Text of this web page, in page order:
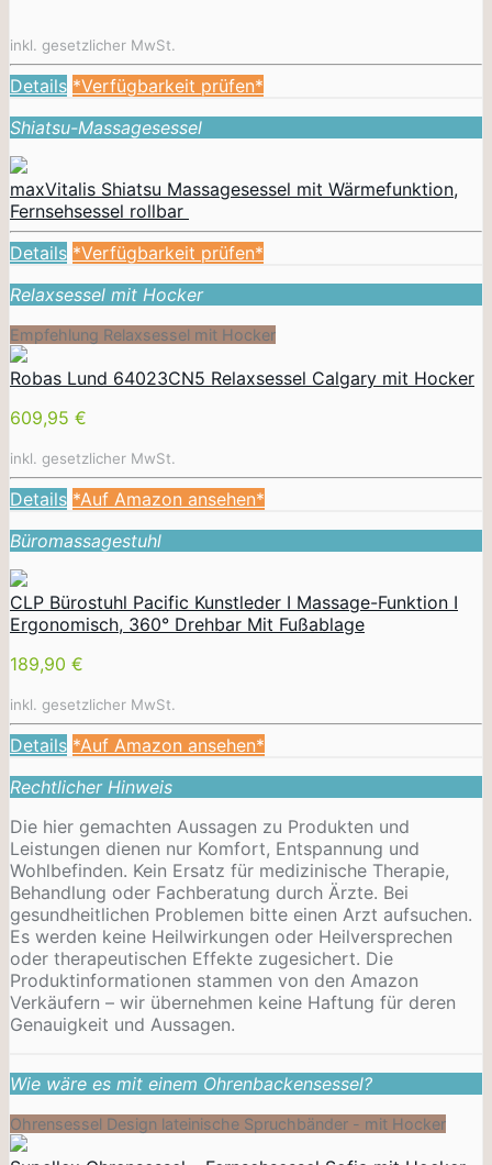
inkl. gesetzlicher MwSt.
Details *Verfügbarkeit prüfen*
Shiatsu-Massagesessel
maxVitalis Shiatsu Massagesessel mit Wärmefunktion,
Fernsehsessel rollbar
Details *Verfügbarkeit prüfen*
Relaxsessel mit Hocker
Empfehlung Relaxsessel mit Hocker
Robas Lund 64023CN5 Relaxsessel Calgary mit Hocker
609,95 €
inkl. gesetzlicher MwSt.
Details *Auf Amazon ansehen*
Büromassagestuhl
CLP Bürostuhl Pacific Kunstleder I Massage-Funktion I
Ergonomisch, 360° Drehbar Mit Fußablage
189,90 €
inkl. gesetzlicher MwSt.
Details *Auf Amazon ansehen*
Rechtlicher Hinweis
Die hier gemachten Aussagen zu Produkten und
Leistungen dienen nur Komfort, Entspannung und
Wohlbefinden. Kein Ersatz für medizinische Therapie,
Behandlung oder Fachberatung durch Ärzte. Bei
gesundheitlichen Problemen bitte einen Arzt aufsuchen.
Es werden keine Heilwirkungen oder Heilversprechen
oder therapeutischen Effekte zugesichert. Die
Produktinformationen stammen von den Amazon
Verkäufern – wir übernehmen keine Haftung für deren
Genauigkeit und Aussagen.
Wie wäre es mit einem Ohrenbackensessel?
Ohrensessel Design lateinische Spruchbänder - mit Hocker